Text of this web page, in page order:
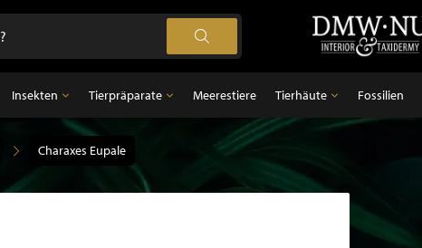
im Rahmen
Glasglocke
Insekten
Insekten
Unpräparierte Insekten
Tierpräparate
Tierpräparate
Ausgestopfter Vogel
Ausgestopfter Säugetiere
Meerestiere Tierhäute
Federn
Fossilien
Charaxes Eupale